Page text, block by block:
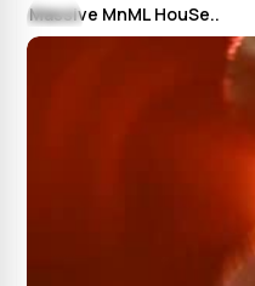
Massive MnML HouSe..